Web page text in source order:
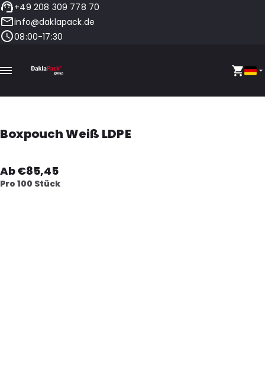
+49 208 309 778 70
info@daklapack.de
08:00-17:30
Boxpouch Weiß LDPE
Ab €85,45
Pro 100 Stück